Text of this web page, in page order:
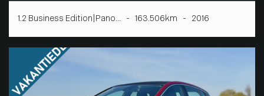
1.2 Business Edition|Pano... - 163.506km - 2016